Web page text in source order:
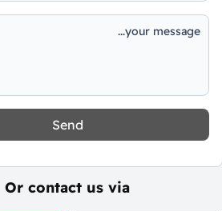
Send
Or contact us via